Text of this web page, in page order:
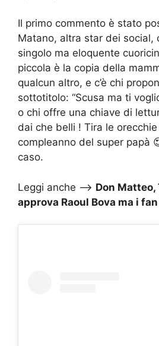
Il primo commento è stato
Matano, altra star dei social,
singolo ma eloquente
piccola è la copia della
qualcun altro, e c’è chi
sottotitolo: “Scusa ma ti
o chi offre una chiave di
dai che belli ! Tira le
compleanno del super papà
caso.
Leggi anche –> Don Matteo,
approva Raoul Bova ma i